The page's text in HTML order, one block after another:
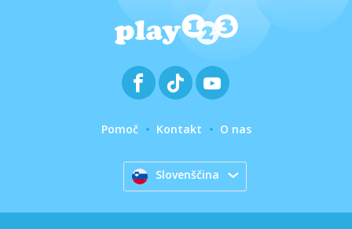
Pomoč Kontakt O nas
Slovenščina